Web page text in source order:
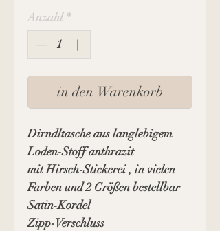
Anzahl *
in den Warenkorb
Dirndltasche aus langlebigem
Loden-Stoff anthrazit
mit Hirsch-Stickerei , in vielen
Farben und 2 Größen bestellbar
Satin-Kordel
Zipp-Verschluss